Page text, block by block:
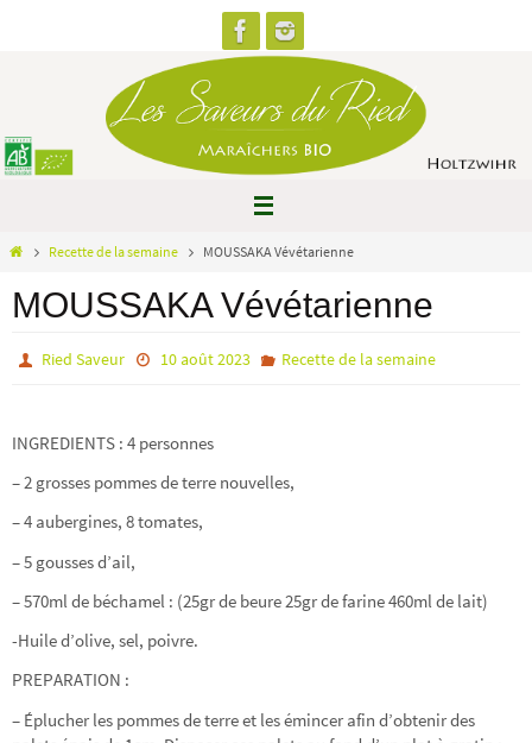
HomeRecette de la semaine MOUSSAKA Vévétarienne
MOUSSAKA Vévétarienne
Ried Saveur 10 août 2023 Recette de la semaine
INGREDIENTS : 4 personnes
– 2 grosses pommes de terre nouvelles,
– 4 aubergines, 8 tomates,
– 5 gousses d’ail,
– 570ml de béchamel : (25gr de beure 25gr de farine 460ml de lait)
-Huile d’olive, sel, poivre.
PREPARATION :
– Éplucher les pommes de terre et les émincer afin d’obtenir des